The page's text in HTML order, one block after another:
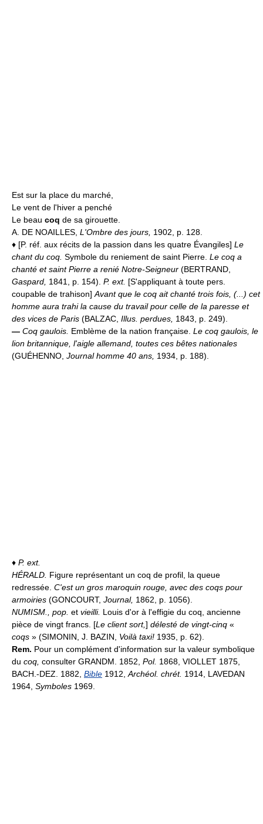
Est sur la place du marché,
Le vent de l'hiver a penché
Le beau coq de sa girouette.
A. DE NOAILLES, L'Ombre des jours, 1902, p. 128.
♦ [P. réf. aux récits de la passion dans les quatre Évangiles] Le
chant du coq. Symbole du reniement de saint Pierre. Le coq a
chanté et saint Pierre a renié Notre-Seigneur (BERTRAND,
Gaspard, 1841, p. 154). P. ext. [S'appliquant à toute pers.
coupable de trahison] Avant que le coq ait chanté trois fois, (...) cet
homme aura trahi la cause du travail pour celle de la paresse et
des vices de Paris (BALZAC, Illus. perdues, 1843, p. 249).
— Coq gaulois. Emblème de la nation française. Le coq gaulois, le
lion britannique, l'aigle allemand, toutes ces bêtes nationales
(GUÉHENNO, Journal homme 40 ans, 1934, p. 188).
♦ P. ext.
HÉRALD. Figure représentant un coq de profil, la queue
redressée. C'est un gros maroquin rouge, avec des coqs pour
armoiries (GONCOURT, Journal, 1862, p. 1056).
NUMISM., pop. et vieilli. Louis d'or à l'effigie du coq, ancienne
pièce de vingt francs. [Le client sort,] délesté de vingt-cinq «
coqs » (SIMONIN, J. BAZIN, Voilà taxi! 1935, p. 62).
Rem. Pour un complément d'information sur la valeur symbolique
du coq, consulter GRANDM. 1852, Pol. 1868, VIOLLET 1875,
BACH.-DEZ. 1882, Bible 1912, Archéol. chrét. 1914, LAVEDAN
1964, Symboles 1969.